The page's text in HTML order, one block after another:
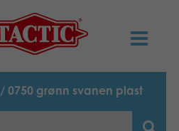
/ 0750 grønn svanen plast